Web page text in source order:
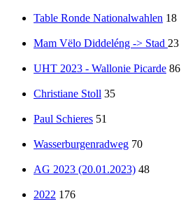
Table Ronde Nationalwahlen 18
Mam Vëlo Diddeléng -> Stad 23
UHT 2023 - Wallonie Picarde 86
Christiane Stoll 35
Paul Schieres 51
Wasserburgenradweg 70
AG 2023 (20.01.2023) 48
2022 176